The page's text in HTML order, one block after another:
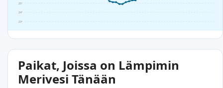
23°
24°
25°
Paikat, Joissa on Lämpimin
Merivesi Tänään